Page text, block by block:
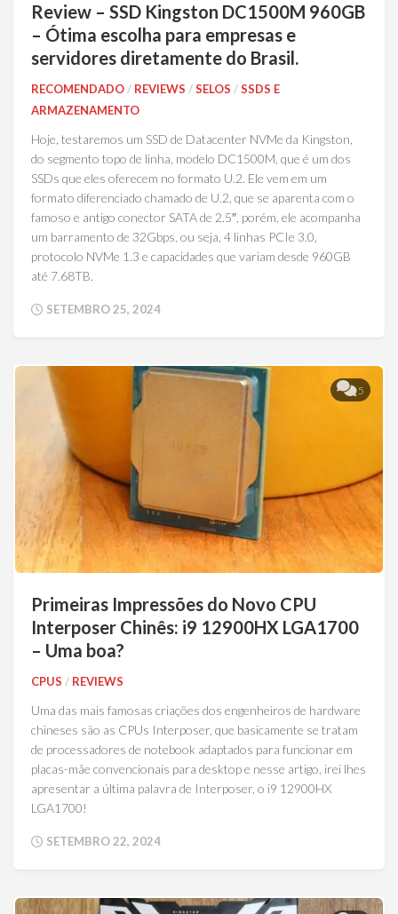
Review – SSD Kingston DC1500M 960GB
– Ótima escolha para empresas e
servidores diretamente do Brasil.
RECOMENDADO/ REVIEWS /SELOS /SSDS E
ARMAZENAMENTO
Hoje, testaremos um SSD de Datacenter NVMe da Kingston,
do segmento topo de linha, modelo DC1500M, que é um dos
SSDs que eles oferecem no formato U.2. Ele vem em um
formato diferenciado chamado de U.2, que se aparenta com o
famoso e antigo conector SATA de 2.5″, porém, ele acompanha
um barramento de 32Gbps, ou seja, 4 linhas PCIe 3.0,
protocolo NVMe 1.3 e capacidades que variam desde 960GB
até 7.68TB.
SETEMBRO 25, 2024
5
Primeiras Impressões do Novo CPU
Interposer Chinês: i9 12900HX LGA1700
– Uma boa?
CPUS / REVIEWS
Uma das mais famosas criações dos engenheiros de hardware
chineses são as CPUs Interposer, que basicamente se tratam
de processadores de notebook adaptados para funcionar em
placas-mãe convencionais para desktop e nesse artigo, irei lhes
apresentar a última palavra de Interposer, o i9 12900HX
LGA1700!
SETEMBRO 22, 2024